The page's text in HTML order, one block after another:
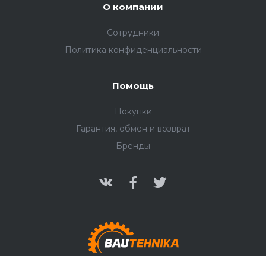
О компании
Сотрудники
Политика конфиденциальности
Помощь
Покупки
Гарантия, обмен и возврат
Бренды